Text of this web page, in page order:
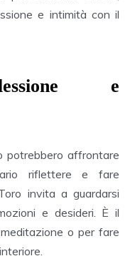
e intimità con il
e
potrebbero affrontare
riflettere e fare
invita a guardarsi
e desideri. È il
o per fare